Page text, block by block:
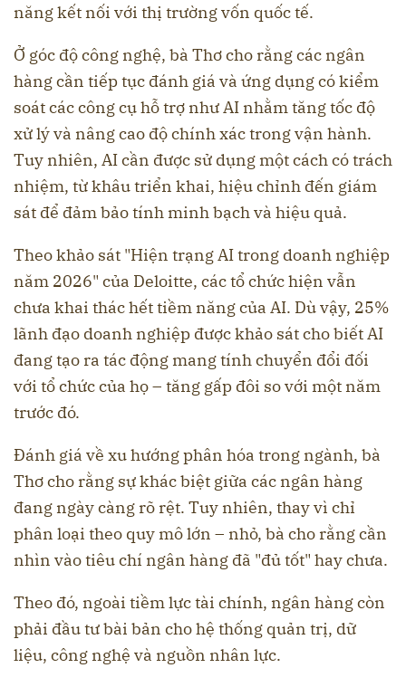
năng kết nối với thị trường vốn quốc tế.
Ở góc độ công nghệ, bà Thơ cho rằng các ngân
hàng cần tiếp tục đánh giá và ứng dụng có kiểm
soát các công cụ hỗ trợ như AI nhằm tăng tốc độ
xử lý và nâng cao độ chính xác trong vận hành.
Tuy nhiên, AI cần được sử dụng một cách có trách
nhiệm, từ khâu triển khai, hiệu chỉnh đến giám
sát để đảm bảo tính minh bạch và hiệu quả.
Theo khảo sát "Hiện trạng AI trong doanh nghiệp
năm 2026" của Deloitte, các tổ chức hiện vẫn
chưa khai thác hết tiềm năng của AI. Dù vậy, 25%
lãnh đạo doanh nghiệp được khảo sát cho biết AI
đang tạo ra tác động mang tính chuyển đổi đối
với tổ chức của họ – tăng gấp đôi so với một năm
trước đó.
Đánh giá về xu hướng phân hóa trong ngành, bà
Thơ cho rằng sự khác biệt giữa các ngân hàng
đang ngày càng rõ rệt. Tuy nhiên, thay vì chỉ
phân loại theo quy mô lớn – nhỏ, bà cho rằng cần
nhìn vào tiêu chí ngân hàng đã "đủ tốt" hay chưa.
Theo đó, ngoài tiềm lực tài chính, ngân hàng còn
phải đầu tư bài bản cho hệ thống quản trị, dữ
liệu, công nghệ và nguồn nhân lực.